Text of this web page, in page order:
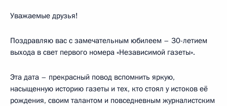
Уважаемые друзья!
Поздравляю вас с замечательным юбилеем – 30-летием
выхода в свет первого номера «Независимой газеты».
Эта дата – прекрасный повод вспомнить яркую,
насыщенную историю газеты и тех, кто стоял у истоков её
рождения, своим талантом и повседневным журналистским